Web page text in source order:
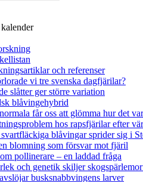
och referenser
vi tre svenska dagfjärilar?
slåtter ger större variation
blåvingehybrid
får oss att glömma hur det var
hos rapsfjärilar efter
svartfläckiga blåvingar sprider sig i
blomning som försvar mot fjäril
pollinerare – en laddad fråga
och genetik skiljer
busksnabbvingens larver